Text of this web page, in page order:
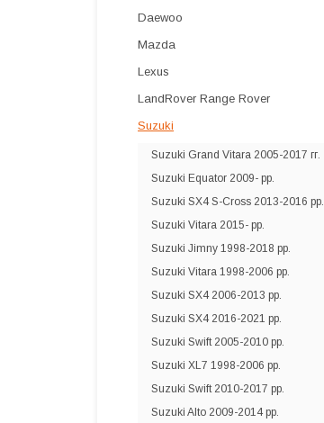
Daewoo
Mazda
Lexus
LandRover Range Rover
Suzuki
Suzuki Grand Vitara 2005-2017 гг.
Suzuki Equator 2009- рр.
Suzuki SX4 S-Cross 2013-2016 рр.
Suzuki Vitara 2015- рр.
Suzuki Jimny 1998-2018 рр.
Suzuki Vitara 1998-2006 рр.
Suzuki SX4 2006-2013 рр.
Suzuki SX4 2016-2021 рр.
Suzuki Swift 2005-2010 рр.
Suzuki XL7 1998-2006 рр.
Suzuki Swift 2010-2017 рр.
Suzuki Alto 2009-2014 рр.